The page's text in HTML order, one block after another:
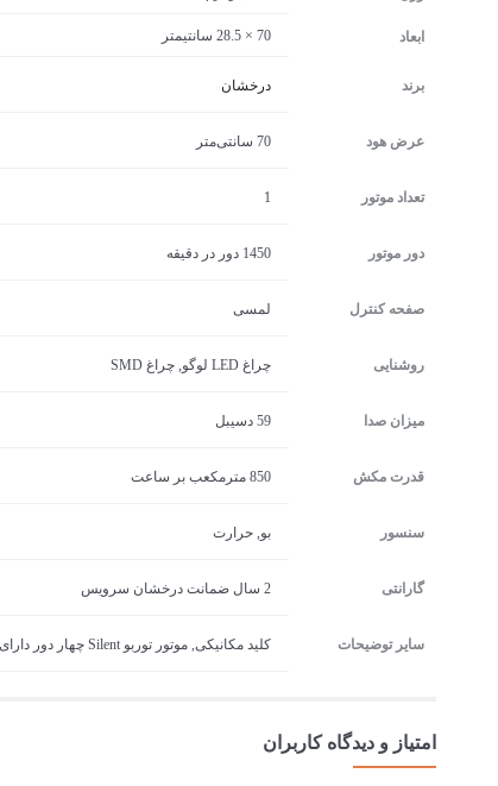
ابعاد 70 × 28.5 سانتیمتر
برند درخشان
عرض هود 70 سانتی‌متر
تعداد موتور 1
دور موتور 1450 دور در دقیقه
صفحه کنترل لمسی
روشنایی چراغ LED لوگو, چراغ SMD
میزان صدا 59 دسیبل
قدرت مکش 850 مترمکعب بر ساعت
سنسور بو, حرارت
گارانتی 2 سال ضمانت درخشان سرویس
سایر توضیحات کلید مکانیکی, موتور توربو Silent چهار دور دارای چربی‌گیر و ترموگارد
امتیاز و دیدگاه کاربران